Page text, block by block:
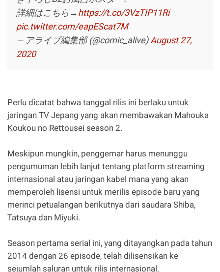
詳細はこちら→https://t.co/3VzTIP11Ri
pic.twitter.com/eapEScat7M
— アライブ編集部 (@comic_alive)August 27,
2020
Perlu dicatat bahwa tanggal rilis ini berlaku untuk
jaringan TV Jepang yang akan membawakan Mahouka
Koukou no Rettousei season 2.
Meskipun mungkin, penggemar harus menunggu
pengumuman lebih lanjut tentang platform streaming
internasional atau jaringan kabel mana yang akan
memperoleh lisensi untuk merilis episode baru yang
merinci petualangan berikutnya dari saudara Shiba,
Tatsuya dan Miyuki.
Season pertama serial ini, yang ditayangkan pada tahun
2014 dengan 26 episode, telah dilisensikan ke
sejumlah saluran untuk rilis internasional.